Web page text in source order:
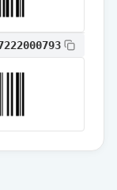
通常出荷